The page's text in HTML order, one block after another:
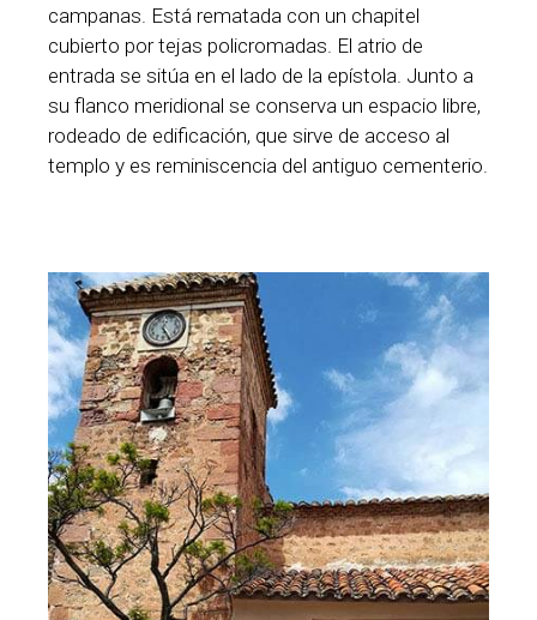
campanas. Está rematada con un chapitel
cubierto por tejas policromadas. El atrio de
entrada se sitúa en el lado de la epístola. Junto a
su flanco meridional se conserva un espacio libre,
rodeado de edificación, que sirve de acceso al
templo y es reminiscencia del antiguo cementerio.